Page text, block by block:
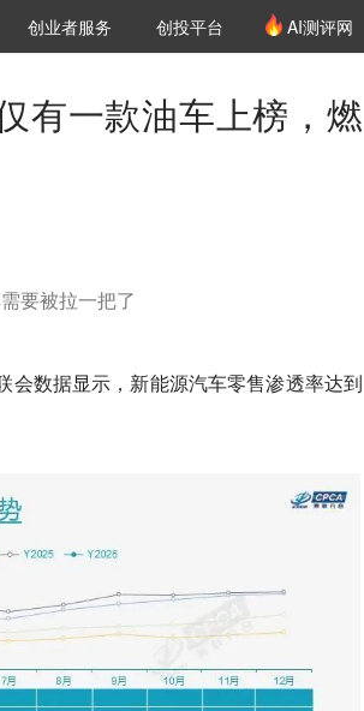
创投氪堂
创业者服务 创投平台 AI测评网
有一款油车上榜，燃
要被拉一把了
会数据显示，新能源汽车零售渗透率达到